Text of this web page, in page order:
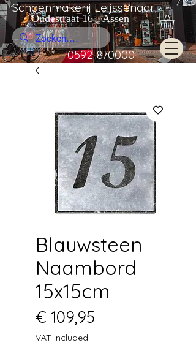
Schoenmakerij Leijssenaar
Oudestraat 16 Assen
0592-870000
Blauwsteen
Naambord
15x15cm
€ 109,95
VAT Included